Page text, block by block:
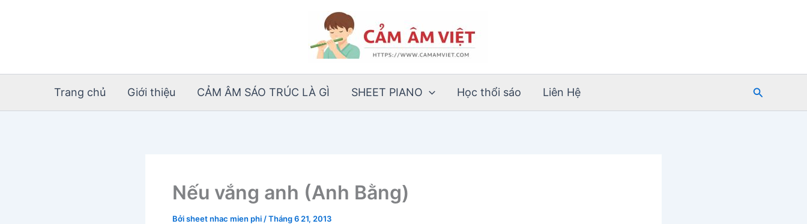
Trang chủ Giới thiệu CẢM ÂM SÁO TRÚC LÀ GÌ SHEET PIANO Học thổi sáo Liên Hệ
Tìm
Nếu vắng anh (Anh Bằng)
Bởisheet nhac mien phi /Tháng 6 21, 2013